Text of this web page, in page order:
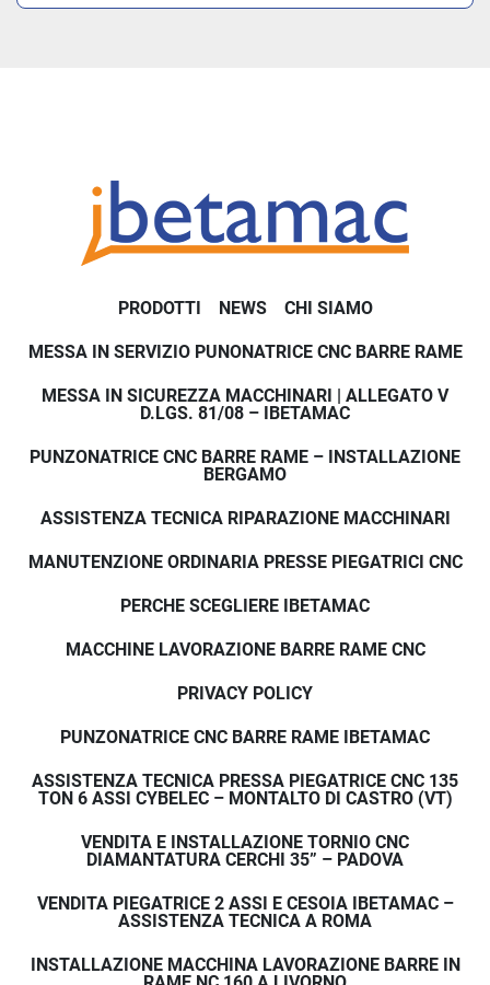
PRODOTTI NEWS CHI SIAMO
MESSA IN SERVIZIO PUNONATRICE CNC BARRE RAME
MESSA IN SICUREZZA MACCHINARI | ALLEGATO V
D.LGS. 81/08 – IBETAMAC
PUNZONATRICE CNC BARRE RAME – INSTALLAZIONE
BERGAMO
ASSISTENZA TECNICA RIPARAZIONE MACCHINARI
MANUTENZIONE ORDINARIA PRESSE PIEGATRICI CNC
PERCHE SCEGLIERE IBETAMAC
MACCHINE LAVORAZIONE BARRE RAME CNC
PRIVACY POLICY
PUNZONATRICE CNC BARRE RAME IBETAMAC
ASSISTENZA TECNICA PRESSA PIEGATRICE CNC 135
TON 6 ASSI CYBELEC – MONTALTO DI CASTRO (VT)
VENDITA E INSTALLAZIONE TORNIO CNC
DIAMANTATURA CERCHI 35” – PADOVA
VENDITA PIEGATRICE 2 ASSI E CESOIA IBETAMAC –
ASSISTENZA TECNICA A ROMA
INSTALLAZIONE MACCHINA LAVORAZIONE BARRE IN